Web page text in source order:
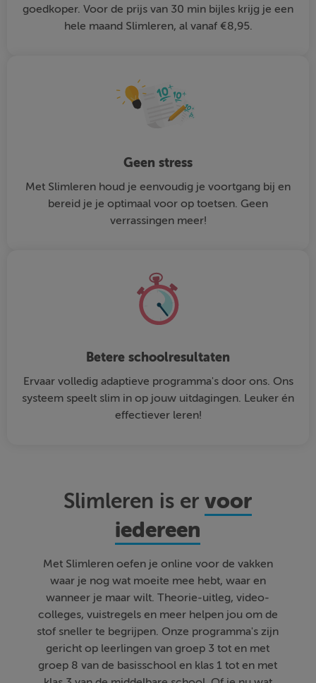
goedkoper. Voor de prijs van 30 min bijles krijg je een
hele maand Slimleren, al vanaf €8,95.
Geen stress
Met Slimleren houd je eenvoudig je voortgang bij en
bereid je je optimaal voor op toetsen. Geen
verrassingen meer!
Betere schoolresultaten
Ervaar volledig adaptieve programma's door ons. Ons
systeem speelt slim in op jouw uitdagingen. Leuker én
effectiever leren!
Slimleren is ervoor
iedereen
Met Slimleren oefen je online voor de vakken
waar je nog wat moeite mee hebt, waar en
wanneer je maar wilt. Theorie-uitleg, video-
colleges, vuistregels en meer helpen jou om de
stof sneller te begrijpen. Onze programma's zijn
gericht op leerlingen van groep 3 tot en met
groep 8 van de basisschool en klas 1 tot en met